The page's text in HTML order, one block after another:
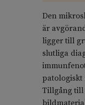
Den
är
ligger till
slutliga
patologiskt
Tillgång till